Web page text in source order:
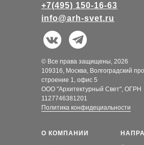
О КОМПАНИИ
© Все права защищены, 2026
109316, Москва, Волгоградский
строение 1, офис 5
ООО "Архитектурный Свет", ОГРН
1127746381201
Политика конфидециальности
+7(495) 150-16-63
info@arh-svet.ru